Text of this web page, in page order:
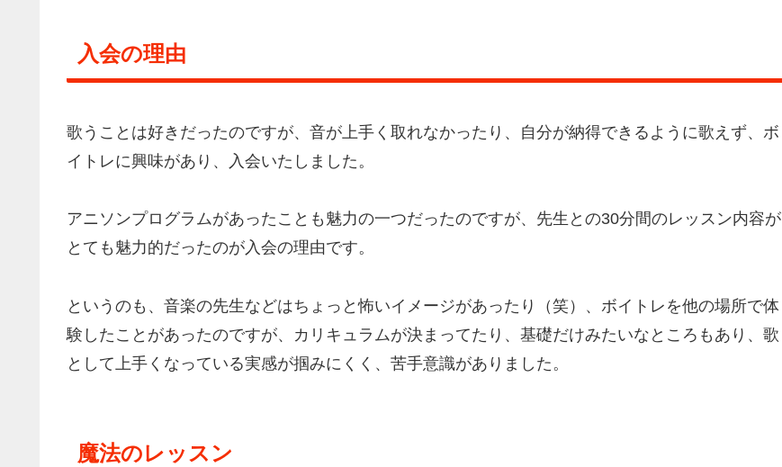
入会の理由
歌うことは好きだったのですが、音が上手く取れなかったり、自分が納得できるように歌えず、ボ
イトレに興味があり、入会いたしました。
アニソンプログラムがあったことも魅力の一つだったのですが、先生との30分間のレッスン内容が
とても魅力的だったのが入会の理由です。
というのも、音楽の先生などはちょっと怖いイメージがあったり（笑）、ボイトレを他の場所で体
験したことがあったのですが、カリキュラムが決まってたり、基礎だけみたいなところもあり、歌
として上手くなっている実感が掴みにくく、苦手意識がありました。
魔法のレッスン